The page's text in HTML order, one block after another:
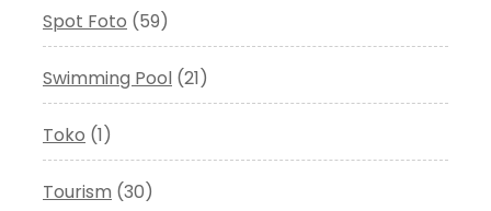
Spot Foto (59)
Swimming Pool (21)
Toko (1)
Tourism (30)